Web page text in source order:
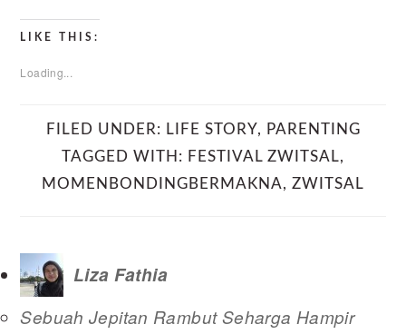
LIKE THIS:
Loading...
FILED UNDER: LIFE STORY, PARENTING
TAGGED WITH: FESTIVAL ZWITSAL,
MOMENBONDINGBERMAKNA, ZWITSAL
Liza Fathia
Sebuah Jepitan Rambut Seharga Hampir